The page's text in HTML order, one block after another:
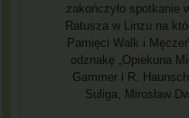
zakończyło spotkanie
Ratusza w Linzu na
Pamięci Walk i
odznakę „Opiekuna
Gammer i R.
Suliga, Mirosław